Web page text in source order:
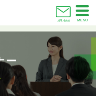
お問い合わせ MENU
ー